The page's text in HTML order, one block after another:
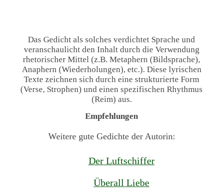
Das Gedicht als solches verdichtet Sprache und
veranschaulicht den Inhalt durch die Verwendung
rhetorischer Mittel (z.B. Metaphern (Bildsprache),
Anaphern (Wiederholungen), etc.). Diese lyrischen
Texte zeichnen sich durch eine strukturierte Form
(Verse, Strophen) und einen spezifischen Rhythmus
(Reim) aus.
Empfehlungen
Weitere gute Gedichte der Autorin:
Der Luftschiffer
Überall Liebe